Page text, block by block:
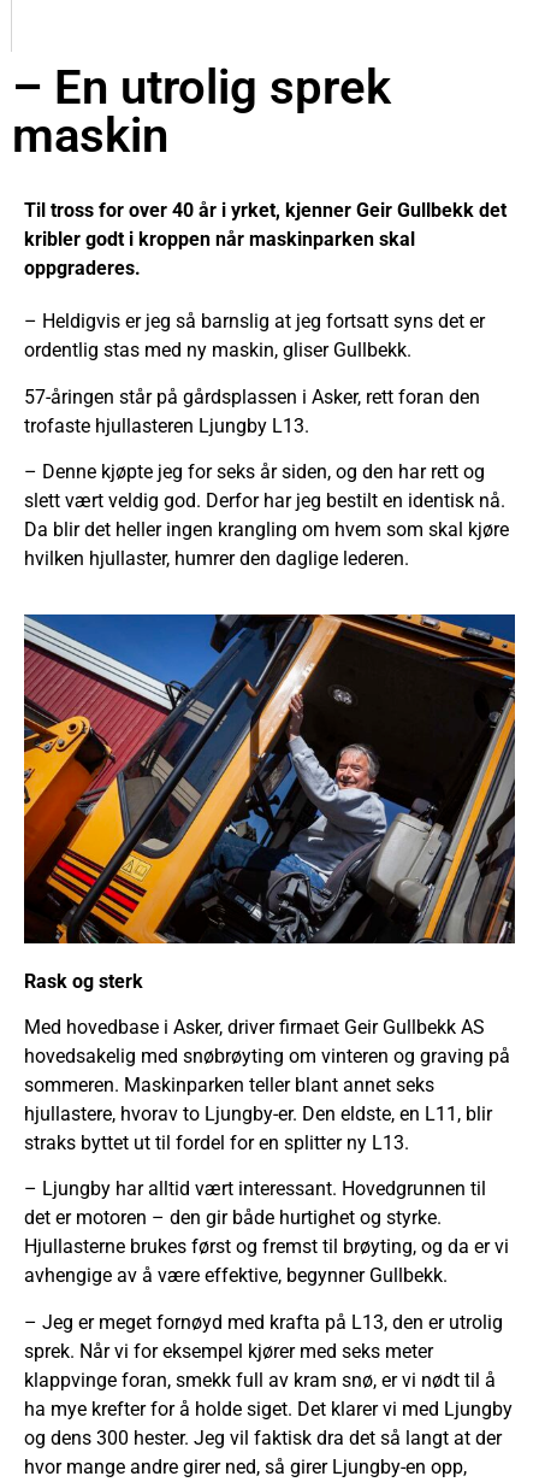
– En utrolig sprek
maskin
Til tross for over 40 år i yrket, kjenner Geir Gullbekk det
kribler godt i kroppen når maskinparken skal
oppgraderes.
– Heldigvis er jeg så barnslig at jeg fortsatt syns det er
ordentlig stas med ny maskin, gliser Gullbekk.
57-åringen står på gårdsplassen i Asker, rett foran den
trofaste hjullasteren Ljungby L13.
– Denne kjøpte jeg for seks år siden, og den har rett og
slett vært veldig god. Derfor har jeg bestilt en identisk nå.
Da blir det heller ingen krangling om hvem som skal kjøre
hvilken hjullaster, humrer den daglige lederen.
Rask og sterk
Med hovedbase i Asker, driver firmaet Geir Gullbekk AS
hovedsakelig med snøbrøyting om vinteren og graving på
sommeren. Maskinparken teller blant annet seks
hjullastere, hvorav to Ljungby-er. Den eldste, en L11, blir
straks byttet ut til fordel for en splitter ny L13.
– Ljungby har alltid vært interessant. Hovedgrunnen til
det er motoren – den gir både hurtighet og styrke.
Hjullasterne brukes først og fremst til brøyting, og da er vi
avhengige av å være effektive, begynner Gullbekk.
– Jeg er meget fornøyd med krafta på L13, den er utrolig
sprek. Når vi for eksempel kjører med seks meter
klappvinge foran, smekk full av kram snø, er vi nødt til å
ha mye krefter for å holde siget. Det klarer vi med Ljungby
og dens 300 hester. Jeg vil faktisk dra det så langt at der
hvor mange andre girer ned, så girer Ljungby-en opp,